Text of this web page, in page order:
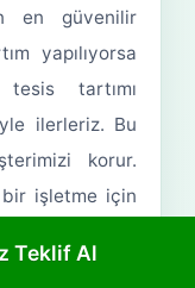
en güvenilir
yapılıyorsa
tartımı
ilerleriz. Bu
korur.
işletme için
depo düzeni,
verimliliği de
Teklif Al